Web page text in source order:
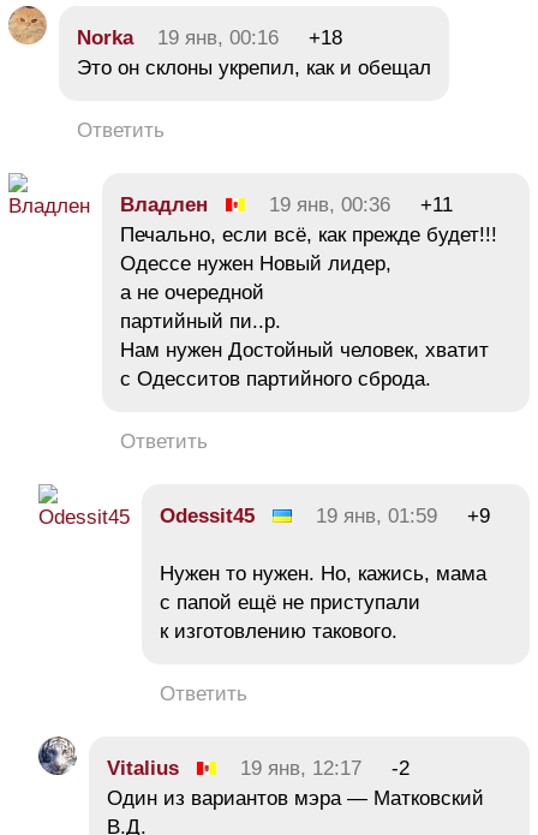
Norka 19 янв, 00:16
+18
Это он склоны укрепил, как и обещал
Ответить
Владлен 19 янв, 00:36
+11
Печально, если всё, как прежде будет!!!
Одессе нужен Новый лидер,
а не очередной
партийный пи..р.
Нам нужен Достойный человек, хватит
с Одесситов партийного сброда.
Ответить
Odessit45 19 янв, 01:59 +9
Нужен то нужен. Но, кажись, мама
с папой ещё не приступали
к изготовлению такового.
Ответить
Vitalius 19 янв, 12:17
-2
Один из вариантов мэра — Матковский
В.Д.